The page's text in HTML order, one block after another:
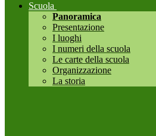
Scuola
Panoramica
Presentazione
I luoghi
I numeri della scuola
Le carte della scuola
Organizzazione
La storia